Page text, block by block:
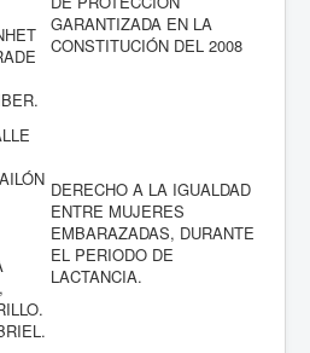
GARANTIZADA EN LA
CONSTITUCIÓN DEL 2008
DERECHO A LA IGUALDAD
ENTRE MUJERES
EMBARAZADAS, DURANTE
EL PERIODO DE
LACTANCIA.